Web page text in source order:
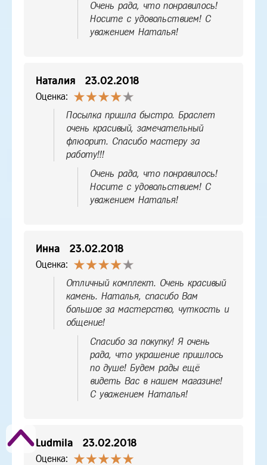
Очень рада, что понравилось!
Носите с удовольствием! С
уважением Наталья!
Наталия 23.02.2018
Оценка:
Посылка пришла быстро. Браслет
очень красивый, замечательный
флюорит. Спасибо мастеру за
работу!!!
Очень рада, что понравилось!
Носите с удовольствием! С
уважением Наталья!
Инна 23.02.2018
Оценка:
Отличный комплект. Очень красивый
камень. Наталья, спасибо Вам
большое за мастерство, чуткость и
общение!
Спасибо за покупку! Я очень
рада, что украшение пришлось
по душе! Будем рады ещё
видеть Вас в нашем магазине!
С уважением Наталья!
Ludmila 23.02.2018
Оценка: